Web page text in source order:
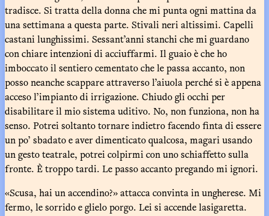
tradisce. Si tratta della donna che mi punta ogni mattina da
una settimana a questa parte. Stivali neri altissimi. Capelli
castani lunghissimi. Sessant’anni stanchi che mi guardano
con chiare intenzioni di acciuffarmi. Il guaio è che ho
imboccato il sentiero cementato che le passa accanto, non
posso neanche scappare attraverso l’aiuola perché si è appena
acceso l’impianto di irrigazione. Chiudo gli occhi per
disabilitare il mio sistema uditivo. No, non funziona, non ha
senso. Potrei soltanto tornare indietro facendo finta di essere
un po’ sbadato e aver dimenticato qualcosa, magari usando
un gesto teatrale, potrei colpirmi con uno schiaffetto sulla
fronte. È troppo tardi. Le passo accanto pregando mi ignori.
«Scusa, hai un accendino?» attacca convinta in ungherese. Mi
fermo, le sorrido e glielo porgo. Lei si accende lasigaretta.